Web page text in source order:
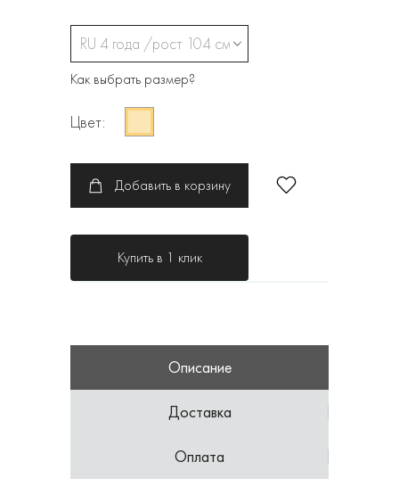
RU 4 года /рост 104 см
Как выбрать размер?
Цвет:
Добавить в корзину
Купить в 1 клик
Описание
Доставка
Оплата